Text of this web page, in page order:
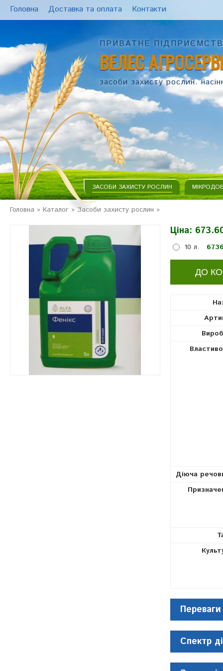
ПРИВАТНЕ
ВЕЛЕС
засоби захисту рослин.
Головна Доставка та оплата Контакти
ЗАСОБИ ЗАХИСТУ РОСЛИН
Головна » Каталог » Засоби захисту рослин »
Ціна:
10 л.
Діюча
Переваги
Спектр